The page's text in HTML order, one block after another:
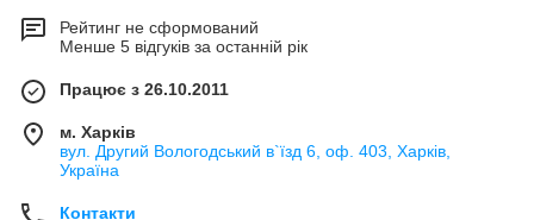
Рейтинг не сформований
Менше 5 відгуків за останній рік
Працює з 26.10.2011
м. Харків
вул. Другий Вологодський в`їзд 6, оф. 403, Харків,
Україна
Контакти